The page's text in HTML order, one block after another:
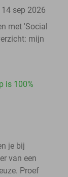
sep 2026
met 'Social
mijn
is 100%
je bij
van een
Proef